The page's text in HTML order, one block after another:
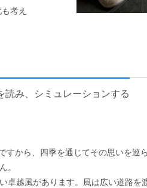
考え
読み、シミュレーションする
から、四季を通じてその思いを巡
。
越風があります。風は広い道路を